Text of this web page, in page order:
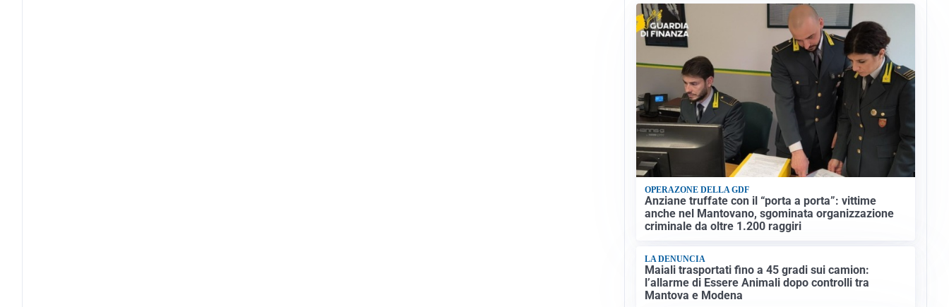
OPERAZONE DELLA GDF
Anziane truffate con il “porta a porta”: vittime
anche nel Mantovano, sgominata organizzazione
criminale da oltre 1.200 raggiri
LA DENUNCIA
Maiali trasportati fino a 45 gradi sui camion:
l’allarme di Essere Animali dopo controlli tra
Mantova e Modena